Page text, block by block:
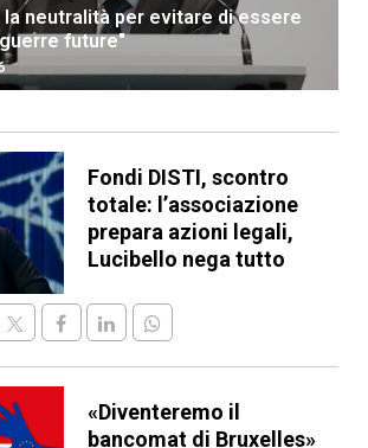
neutralità per evitare di essere
future"
Fondi DISTI, scontro
totale: l’associazione
prepara azioni legali,
Lucibello nega tutto
«Diventeremo il
bancomat di Bruxelles»